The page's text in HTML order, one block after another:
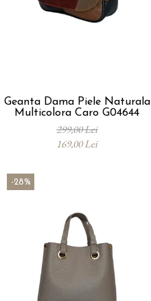
Geanta Dama Piele Naturala
Multicolora Caro G04644
299,00 Lei
169,00 Lei
-28%